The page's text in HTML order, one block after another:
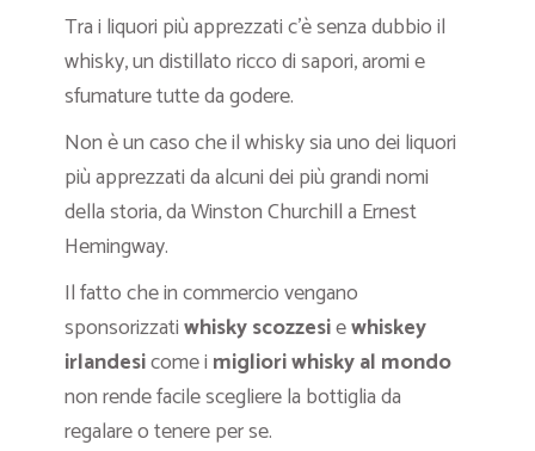
Tra i liquori più apprezzati c’è senza dubbio il
whisky, un distillato ricco di sapori, aromi e
sfumature tutte da godere.
Non è un caso che il whisky sia uno dei liquori
più apprezzati da alcuni dei più grandi nomi
della storia, da Winston Churchill a Ernest
Hemingway.
Il fatto che in commercio vengano
sponsorizzatiwhisky scozzesiewhiskey
irlandesicome i migliori whiskyal mondo
non rende facile scegliere la bottiglia da
regalare o tenere per se.